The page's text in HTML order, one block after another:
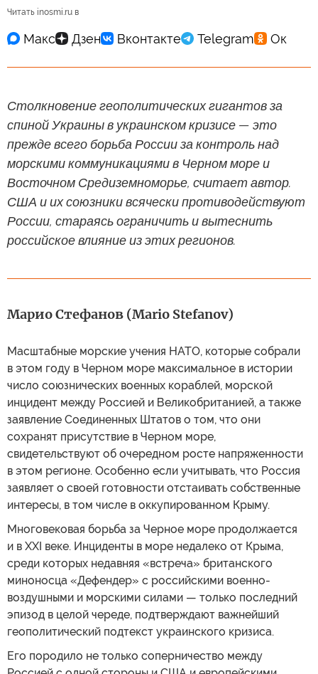
Читать inosmi.ru в
Столкновение геополитических гигантов за
спиной Украины в украинском кризисе — это
прежде всего борьба России за контроль над
морскими коммуникациями в Черном море и
Восточном Средиземноморье, считает автор.
США и их союзники всячески противодействуют
России, стараясь ограничить и вытеснить
российское влияние из этих регионов.
Марио Стефанов (Мario Stefanov)
Масштабные морские учения НАТО, которые собрали
в этом году в Черном море максимальное в истории
число союзнических военных кораблей, морской
инцидент между Россией и Великобританией, а также
заявление Соединенных Штатов о том, что они
сохранят присутствие в Черном море,
свидетельствуют об очередном росте напряженности
в этом регионе. Особенно если учитывать, что Россия
заявляет о своей готовности отстаивать собственные
интересы, в том числе в оккупированном Крыму.
Многовековая борьба за Черное море продолжается
и в XXI веке. Инциденты в море недалеко от Крыма,
среди которых недавняя «встреча» британского
миноносца «Дефендер» с российскими военно-
воздушными и морскими силами — только последний
эпизод в целой череде, подтверждают важнейший
геополитический подтекст украинского кризиса.
Его породило не только соперничество между